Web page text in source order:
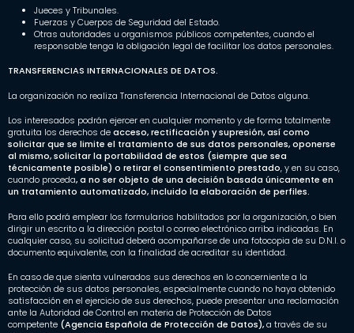
Jueces y Tribunales.
Fuerzas y Cuerpos de Seguridad del Estado.
Otras autoridades u organismos públicos competentes, cuando el
responsable tenga la obligación legal de facilitar los datos personales.
TRANSFERENCIAS INTERNACIONALES DE DATOS.
La organización no realiza Transferencia Internacional de Datos alguna.
Los interesados podrán ejercer en cualquier momento y de forma totalmente
gratuita los derechos deacceso, rectificación y supresión, así como
solicitar que se limite el tratamiento de sus datos personales, oponerse
al mismo, solicitar la portabilidad de estos (siempre que sea
técnicamente posible) o retirar el consentimiento prestado, y en su caso,
cuando proceda, a no ser objeto de una decisión basada únicamente en
un tratamiento automatizado, incluido la elaboración de perfiles.
Para ello podrá emplear los formularios habilitados por la organización, o bien
dirigir un escrito a la dirección postal o correo electrónico arriba indicadas. En
cualquier caso, su solicitud deberá acompañarse de una fotocopia de su D.N.I. o
documento equivalente, con la finalidad de acreditar su identidad.
En caso de que sienta vulnerados sus derechos en lo concerniente a la
protección de sus datos personales, especialmente cuando no haya obtenido
satisfacción en el ejercicio de sus derechos, puede presentar una reclamación
ante la Autoridad de Control en materia de Protección de Datos
competente (Agencia Española de Protección de Datos),a través de su